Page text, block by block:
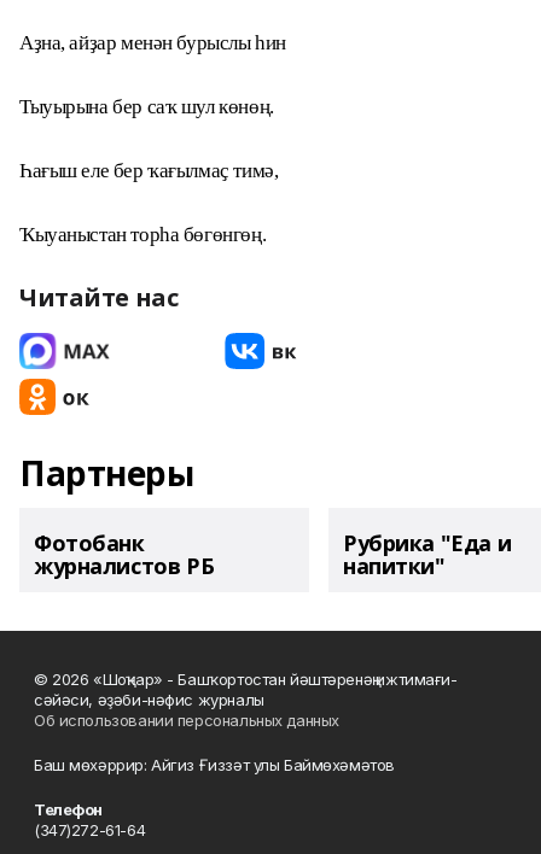
Аҙна, айҙар менән бурыслы һин
Тыуырына бер саҡ шул көнөң.
Һағыш еле бер ҡағылмаҫ тимә,
Ҡыуаныстан торһа бөгөнгөң.
Читайте нас
Партнеры
Фотобанк
журналистов РБ
Рубрика "Еда и
напитки"
© 2026 «Шоңҡар» - Башҡортостан йәштәренәң ижтимағи-
сәйәси, әҙәби-нәфис журналы
Об использовании персональных данных
Баш мөхәррир: Айгиз Ғиззәт улы Баймөхәмәтов
Телефон
(347)272-61-64